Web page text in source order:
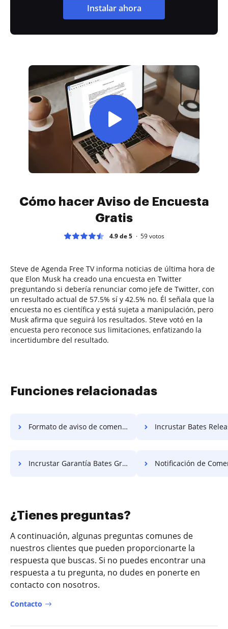
Instalar ahora
Cómo hacer Aviso de Encuesta
Gratis
4.9 de 5 59votos
Steve de Agenda Free TV informa noticias de última hora de
que Elon Musk ha creado una encuesta en Twitter
preguntando si debería renunciar como jefe de Twitter, con
un resultado actual de 57.5% sí y 42.5% no. Él señala que la
encuesta no es científica y está sujeta a manipulación, pero
Musk afirma que seguirá los resultados. Steve votó en la
encuesta pero reconoce sus limitaciones, enfatizando la
incertidumbre del resultado.
Funciones relacionadas
Formato de aviso de comentario gratis Incrustar Bates Release
Incrustar Garantía Bates Gratis Notificación de Comentario de
¿Tienes preguntas?
A continuación, algunas preguntas comunes de
nuestros clientes que pueden proporcionarte la
respuesta que buscas. Si no puedes encontrar una
respuesta a tu pregunta, no dudes en ponerte en
contacto con nosotros.
Contacto